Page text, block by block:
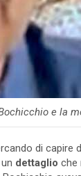
e la
di capire
dettaglio che